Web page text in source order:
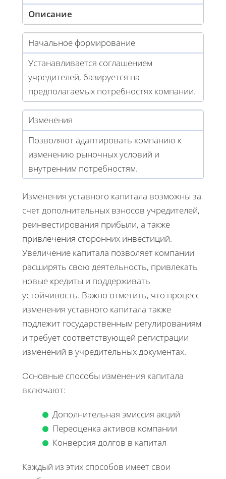
Описание
Начальное формирование
Устанавливается соглашением
учредителей, базируется на
предполагаемых потребностях компании.
Изменения
Позволяют адаптировать компанию к
изменению рыночных условий и
внутренним потребностям.
Изменения уставного капитала возможны за
счет дополнительных взносов учредителей,
реинвестирования прибыли, а также
привлечения сторонних инвестиций.
Увеличение капитала позволяет компании
расширять свою деятельность, привлекать
новые кредиты и поддерживать
устойчивость. Важно отметить, что процесс
изменения уставного капитала также
подлежит государственным регулированиям
и требует соответствующей регистрации
изменений в учредительных документах.
Основные способы изменения капитала
включают:
Дополнительная эмиссия акций
Переоценка активов компании
Конверсия долгов в капитал
Каждый из этих способов имеет свои